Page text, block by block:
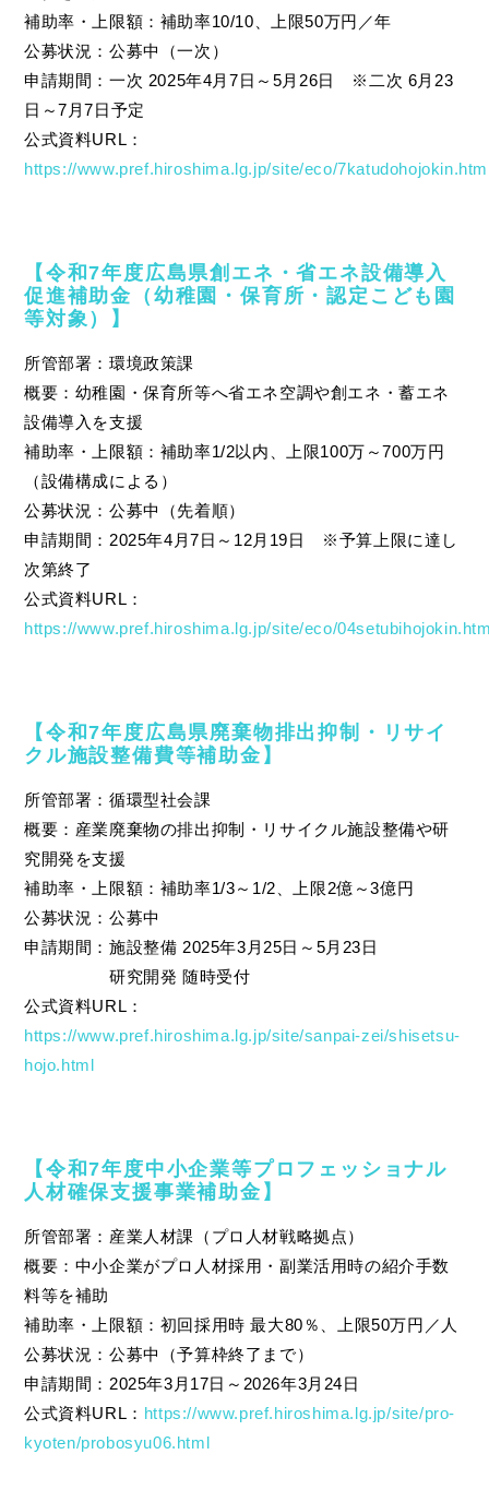
補助率・上限額：補助率10/10、上限50万円／年
公募状況：公募中（一次）
申請期間：一次 2025年4月7日～5月26日 ※二次 6月23
日～7月7日予定
公式資料URL：
https://www.pref.hiroshima.lg.jp/site/eco/
【令和7年度広島県創エネ・省エネ設備導入
促進補助金（幼稚園・保育所・認定こども園
等対象）】
所管部署：環境政策課
概要：幼稚園・保育所等へ省エネ空調や創エネ・蓄エネ
設備導入を支援
補助率・上限額：補助率1/2以内、上限100万～700万円
（設備構成による）
公募状況：公募中（先着順）
申請期間：2025年4月7日～12月19日 ※予算上限に達し
次第終了
公式資料URL：
https://www.pref.hiroshima.lg.jp/site/eco/
【令和7年度広島県廃棄物排出抑制・リサイ
クル施設整備費等補助金】
所管部署：循環型社会課
概要：産業廃棄物の排出抑制・リサイクル施設整備や研
究開発を支援
補助率・上限額：補助率1/3～1/2、上限2億～3億円
公募状況：公募中
申請期間：施設整備 2025年3月25日～5月23日
研究開発 随時受付
公式資料URL：
https://www.pref.hiroshima.lg.jp/site/sanpai-zei/shisetsu-
hojo.html
【令和7年度中小企業等プロフェッショナル
人材確保支援事業補助金】
所管部署：産業人材課（プロ人材戦略拠点）
概要：中小企業がプロ人材採用・副業活用時の紹介手数
料等を補助
補助率・上限額：初回採用時 最大80％、上限50万円／人
公募状況：公募中（予算枠終了まで）
申請期間：2025年3月17日～2026年3月24日
公式資料URL： https://www.pref.hiroshima.lg.jp/site/pro-
kyoten/probosyu06.html